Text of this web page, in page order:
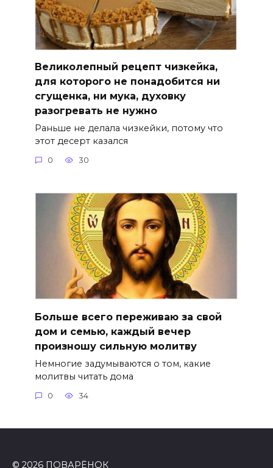
Великолепный рецепт чизкейка,
для которого не понадобится ни
сгущенка, ни мука, духовку
разогревать не нужно
Раньше не делала чизкейки, потому что
этот десерт казался
0 30
Больше всего переживаю за свой
дом и семью, каждый вечер
произношу сильную молитву
Немногие задумываются о том, какие
молитвы читать дома
0 34
© 2026 ПОВАРЁНОК